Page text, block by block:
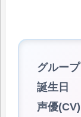
グループ
誕生日
声優(CV)